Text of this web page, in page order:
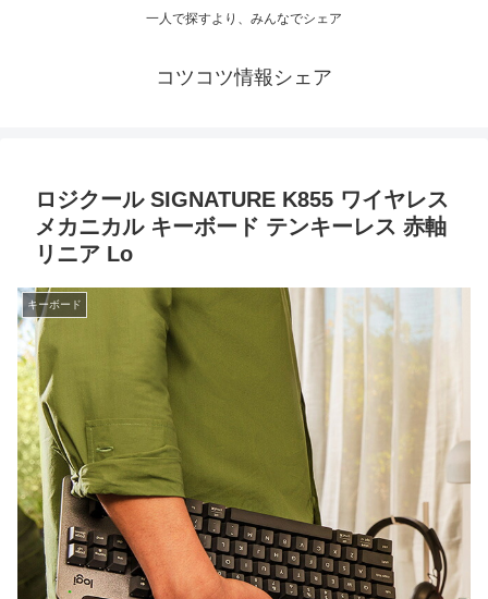
一人で探すより、みんなでシェア
コツコツ情報シェア
ロジクール SIGNATURE K855 ワイヤレス
メカニカル キーボード テンキーレス 赤軸
リニア Lo
キーボード